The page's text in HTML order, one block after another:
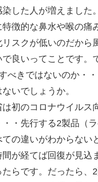
した人が増えました
徴的な鼻水や喉の痛
スクが低いのだから
良いってことです。
べきではないのか・
いでしょうか。
初のコロナウイルス
・先行する2製品（
の違いがわからない
が経てば回復が見
らです。だったら、